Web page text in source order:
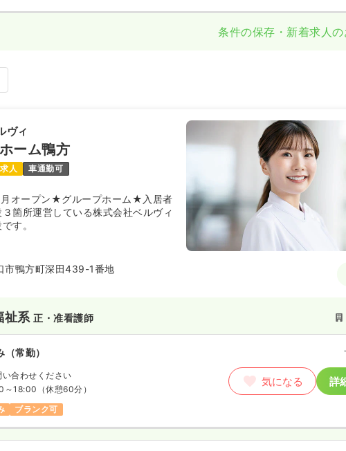
条件の保存・新着求人
ヴィ
ーム鴨方
人 車通勤可
月オープン★グループホーム★入居者
箇所運営している株式会社ベルヴィ
す。
市鴨方町深田439-1番地
祉系正・准看護師
（常勤）
い合わせください
～18:00 （休憩60分）
ブランク可
気になる 詳